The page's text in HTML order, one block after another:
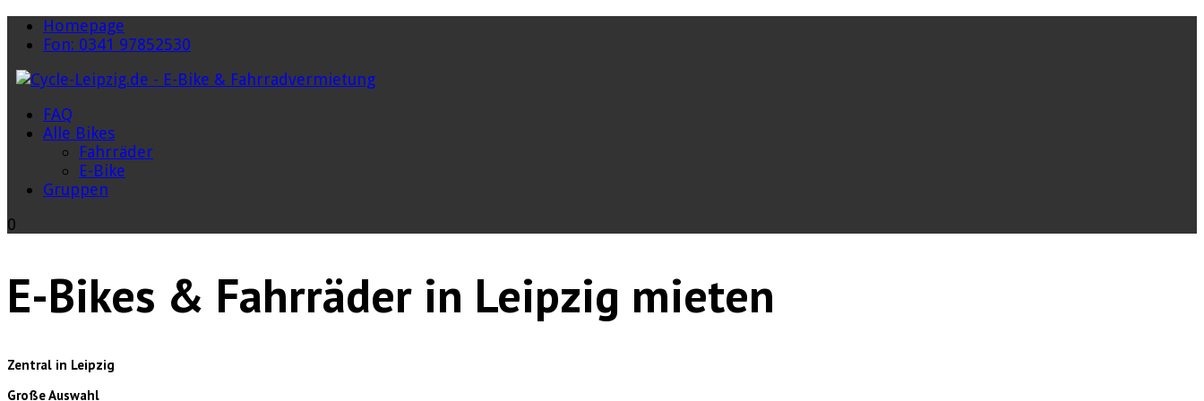
Homepage
Fon: 0341 97852530
FAQ
Alle Bikes
Fahrräder
E-Bike
Gruppen
0
E-Bikes & Fahrräder in Leipzig mieten
Zentral in Leipzig
Große Auswahl